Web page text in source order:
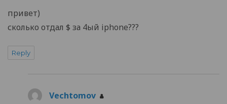
привет)
сколько отдал $ за 4ый iphone???
Reply
Vechtomov says: